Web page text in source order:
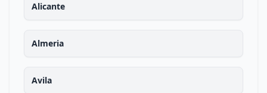
Alicante
Almeria
Avila